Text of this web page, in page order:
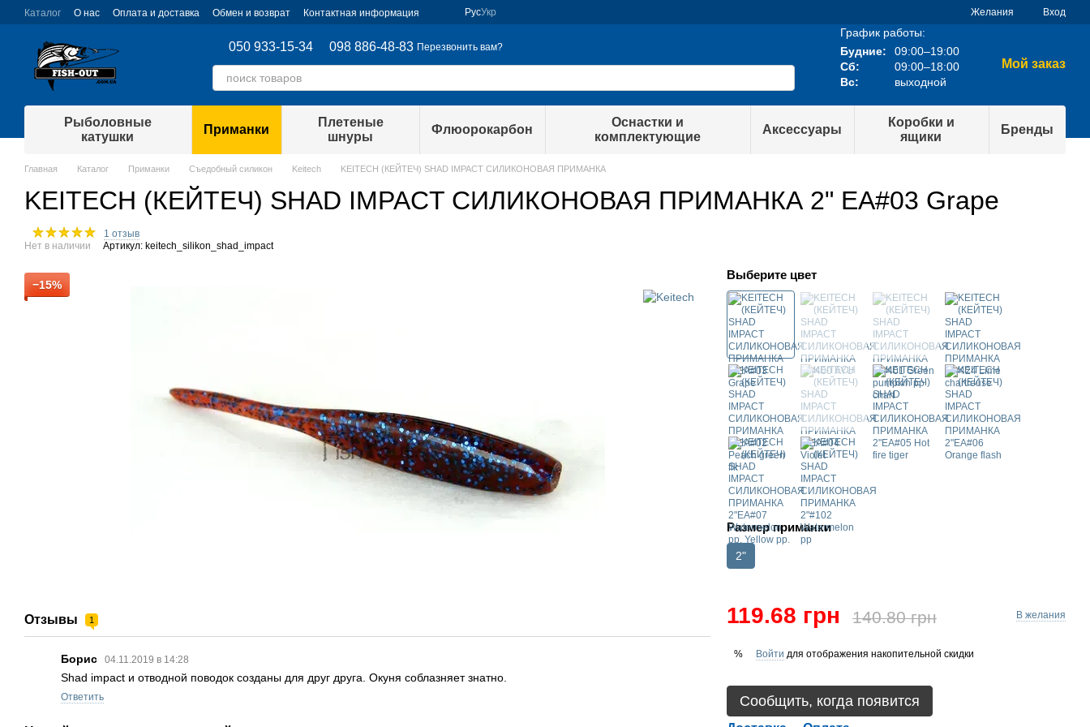
Перейти к основному контенту
Каталог О нас Оплата и доставка Обмен и возврат Контактная информация РусУкр Желания Вход
050 933-15-34 098 886-48-83 Перезвонить вам?
График работы:
Будние:
09:00–19:00
Сб:
09:00–18:00
Вс:
выходной
Мой заказ
Рыболовные
катушки
Приманки
Плетеные
шнуры
Флюорокарбон
Оснастки и
комплектующие
Аксессуары
Коробки и
ящики
Бренды
Главная Каталог Приманки Съедобный силикон Keitech KEITECH (КЕЙТЕЧ) SHAD IMPACT СИЛИКОНОВАЯ ПРИМАНКА
KEITECH (КЕЙТЕЧ) SHAD IMPACT СИЛИКОНОВАЯ ПРИМАНКА 2" EA#03 Grape
1 отзыв
Нет в наличии
Артикул: keitech_silikon_shad_impact
−15%
Отзывы 1
Борис 04.11.2019 в 14:28
Shad impact и отводной поводок созданы для друг друга. Окуня соблазняет знатно.
Ответить
Выберите цвет
Размер приманки
2"
119.68 грн 140.80 грн В желания
% Войти для отображения накопительной скидки
Сообщить, когда появится